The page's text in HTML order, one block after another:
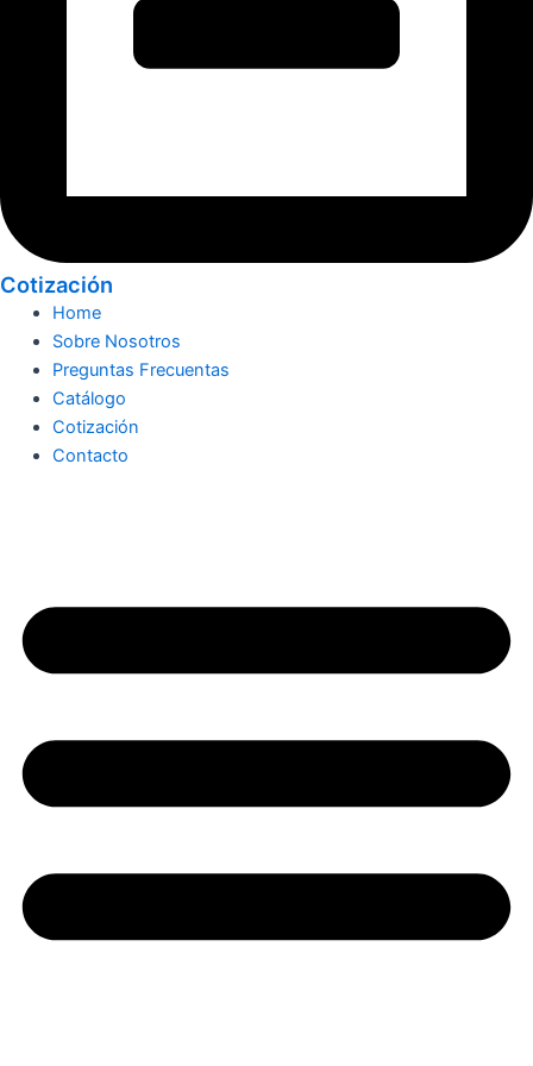
Cotización
Home
Sobre Nosotros
Preguntas Frecuentas
Catálogo
Cotización
Contacto